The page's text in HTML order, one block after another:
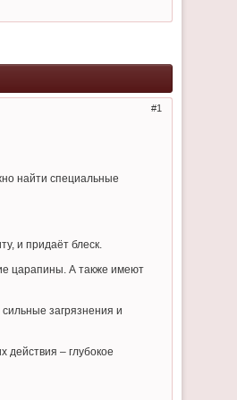
1
найти специальные
и придаёт блеск.
царапины. А также имеют
загрязнения и
– глубокое